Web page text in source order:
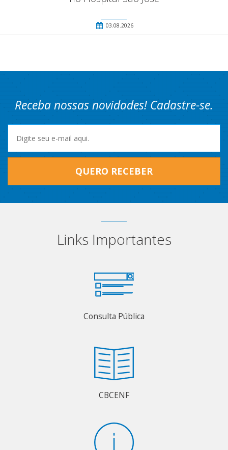
03.08.2026
Receba nossas novidades! Cadastre-se.
QUERO RECEBER
Links Importantes
Consulta Pública
CBCENF